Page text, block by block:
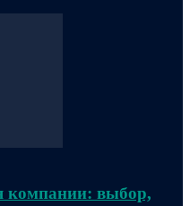
компании: выбор,